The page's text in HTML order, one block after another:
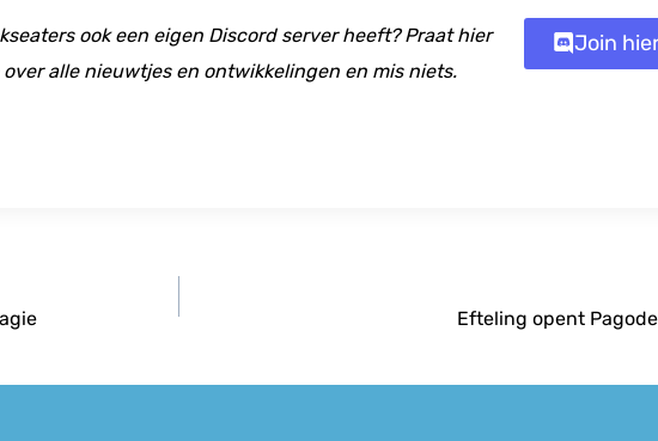
ook een eigen Discord server heeft? Praat hier
over alle nieuwtjes en ontwikkelingen en mis niets.
Join
Efteling opent